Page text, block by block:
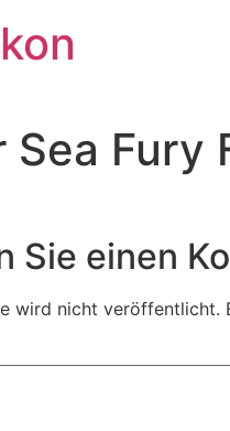
Fury
Sie einen
wird nicht veröffentlicht.